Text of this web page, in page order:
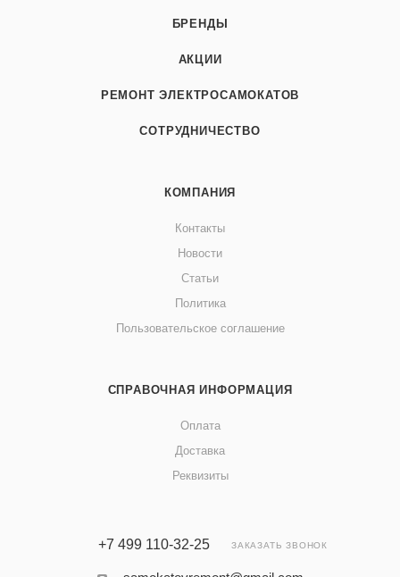
БРЕНДЫ
АКЦИИ
РЕМОНТ ЭЛЕКТРОСАМОКАТОВ
СОТРУДНИЧЕСТВО
КОМПАНИЯ
Контакты
Новости
Статьи
Политика
Пользовательское соглашение
СПРАВОЧНАЯ ИНФОРМАЦИЯ
Оплата
Доставка
Реквизиты
+7 499 110-32-25 ЗАКАЗАТЬ ЗВОНОК